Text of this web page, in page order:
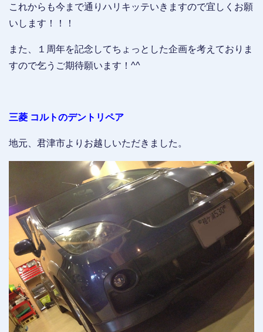
これからも今まで通りハリキッテいきますので宜しくお願
いします！！！
また、１周年を記念してちょっとした企画を考えておりま
すので乞うご期待願います！^^
三菱 コルトのデントリペア
地元、君津市よりお越しいただきました。